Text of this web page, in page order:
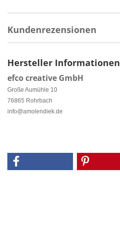
Kundenrezensionen
Hersteller Informationen
efco creative GmbH
Große Aumühle 10
76865 Rohrbach
info@amolendiek.de